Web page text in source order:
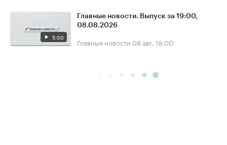
5:00
Главные новости. Выпуск за 19:00,
08.08.2026
Главные новости 08 авг, 19:00